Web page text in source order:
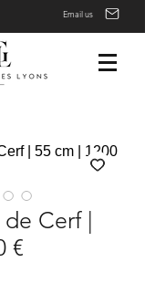
Email us
Cerf |
€